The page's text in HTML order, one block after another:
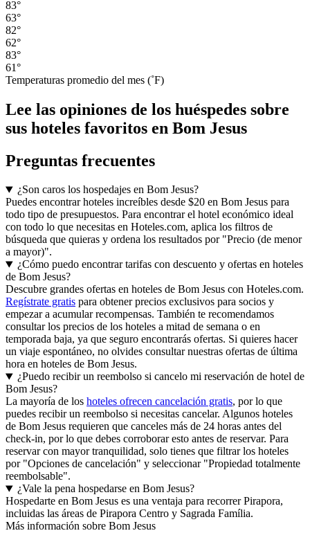
83°
63°
82°
62°
83°
61°
Temperaturas promedio del mes (˚F)
Lee las opiniones de los huéspedes sobre
sus hoteles favoritos en Bom Jesus
Preguntas frecuentes
¿Son caros los hospedajes en Bom Jesus?
Puedes encontrar hoteles increíbles desde $20 en Bom Jesus para
todo tipo de presupuestos. Para encontrar el hotel económico ideal
con todo lo que necesitas en Hoteles.com, aplica los filtros de
búsqueda que quieras y ordena los resultados por "Precio (de menor
a mayor)".
¿Cómo puedo encontrar tarifas con descuento y ofertas en hoteles
de Bom Jesus?
Descubre grandes ofertas en hoteles de Bom Jesus con Hoteles.com.
Regístrate gratis para obtener precios exclusivos para socios y
empezar a acumular recompensas. También te recomendamos
consultar los precios de los hoteles a mitad de semana o en
temporada baja, ya que seguro encontrarás ofertas. Si quieres hacer
un viaje espontáneo, no olvides consultar nuestras ofertas de última
hora en hoteles de Bom Jesus.
¿Puedo recibir un reembolso si cancelo mi reservación de hotel de
Bom Jesus?
La mayoría de los hoteles ofrecen cancelación gratis, por lo que
puedes recibir un reembolso si necesitas cancelar. Algunos hoteles
de Bom Jesus requieren que canceles más de 24 horas antes del
check-in, por lo que debes corroborar esto antes de reservar. Para
reservar con mayor tranquilidad, solo tienes que filtrar los hoteles
por "Opciones de cancelación" y seleccionar "Propiedad totalmente
reembolsable".
¿Vale la pena hospedarse en Bom Jesus?
Hospedarte en Bom Jesus es una ventaja para recorrer Pirapora,
incluidas las áreas de Pirapora Centro y Sagrada Família.
Más información sobre Bom Jesus